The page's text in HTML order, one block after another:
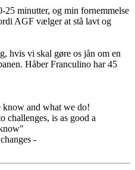
25 minutter, og min fornemmelse
AGF vælger at stå lavt og
hvis vi skal gøre os jån om en
Håber Franculino har 45
know and what we do!
challenges, is as good a
-